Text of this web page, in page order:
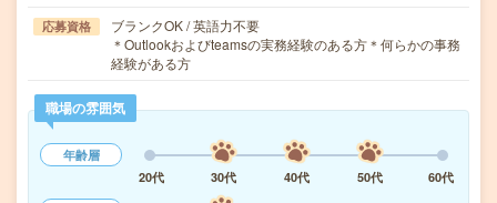
応募資格
ブランクOK / 英語力不要
＊Outlookおよびteamsの実務経験のある方＊何らかの事務
経験がある方
職場の雰囲気
年齢層
20代
30代 40代 50代
60代